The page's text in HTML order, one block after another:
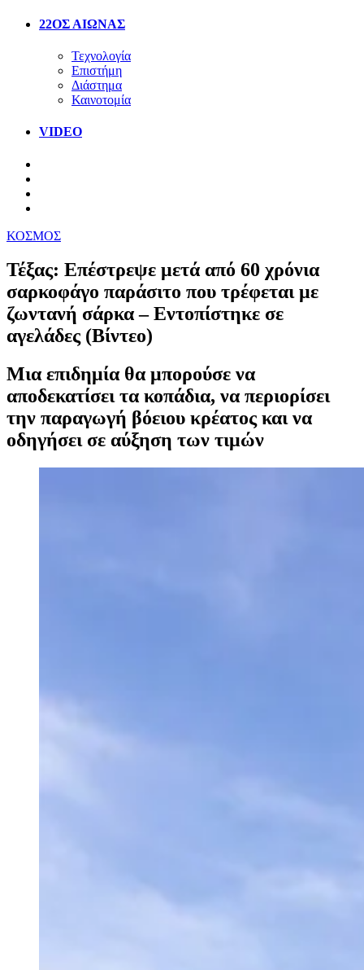
22ΟΣ ΑΙΩΝΑΣ
Τεχνολογία
Επιστήμη
Διάστημα
Καινοτομία
VIDEO
ΚΟΣΜΟΣ
Τέξας: Επέστρεψε μετά από 60 χρόνια
σαρκοφάγο παράσιτο που τρέφεται με
ζωντανή σάρκα – Εντοπίστηκε σε
αγελάδες (Βίντεο)
Μια επιδημία θα μπορούσε να
αποδεκατίσει τα κοπάδια, να περιορίσει
την παραγωγή βόειου κρέατος και να
οδηγήσει σε αύξηση των τιμών